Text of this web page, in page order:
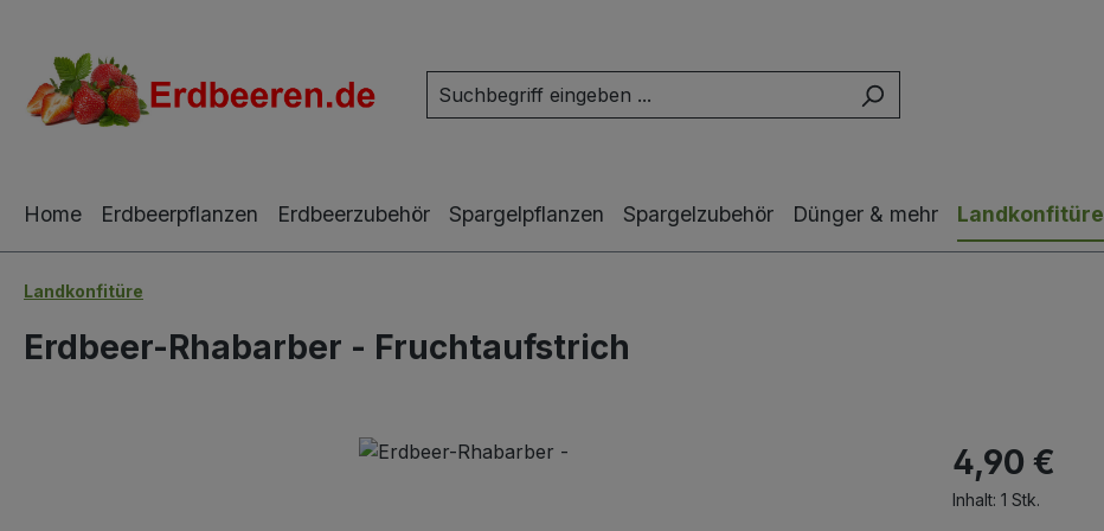
Home Erdbeerpflanzen Erdbeerzubehör Spargelpflanzen Spargelzubehör Dünger & mehr Landkonfitüre
Landkonfitüre
Erdbeer-Rhabarber - Fruchtaufstrich
4,90 €
Inhalt: 1 Stk.